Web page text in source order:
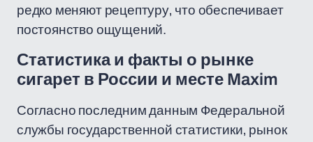
редко меняют рецептуру, что обеспечивает
постоянство ощущений.
Статистика и факты о рынке
сигарет в России и месте Maxim
Согласно последним данным Федеральной
службы государственной статистики, рынок